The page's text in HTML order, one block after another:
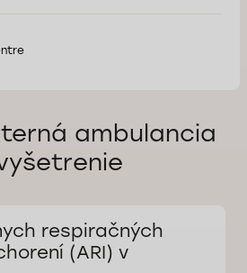
ambulancia
respiračných
(ARI) v